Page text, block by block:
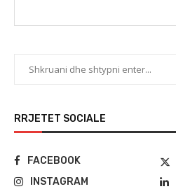
RRJETET SOCIALE
FACEBOOK
INSTAGRAM